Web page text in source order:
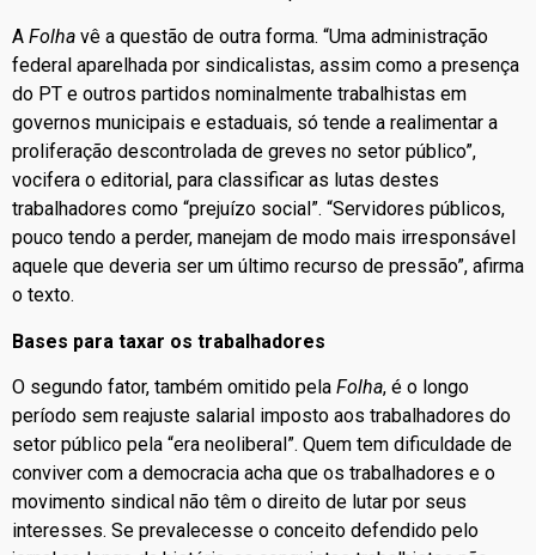
A Folha vê a questão de outra forma. “Uma administração
federal aparelhada por sindicalistas, assim como a presença
do PT e outros partidos nominalmente trabalhistas em
governos municipais e estaduais, só tende a realimentar a
proliferação descontrolada de greves no setor público”,
vocifera o editorial, para classificar as lutas destes
trabalhadores como “prejuízo social”. “Servidores públicos,
pouco tendo a perder, manejam de modo mais irresponsável
aquele que deveria ser um último recurso de pressão”, afirma
o texto.
Bases para taxar os trabalhadores
O segundo fator, também omitido pela Folha, é o longo
período sem reajuste salarial imposto aos trabalhadores do
setor público pela “era neoliberal”. Quem tem dificuldade de
conviver com a democracia acha que os trabalhadores e o
movimento sindical não têm o direito de lutar por seus
interesses. Se prevalecesse o conceito defendido pelo